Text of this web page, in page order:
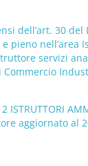
dell’art. 30 del
pieno nell’area
servizi
ISTRUTTORI
aggiornato al